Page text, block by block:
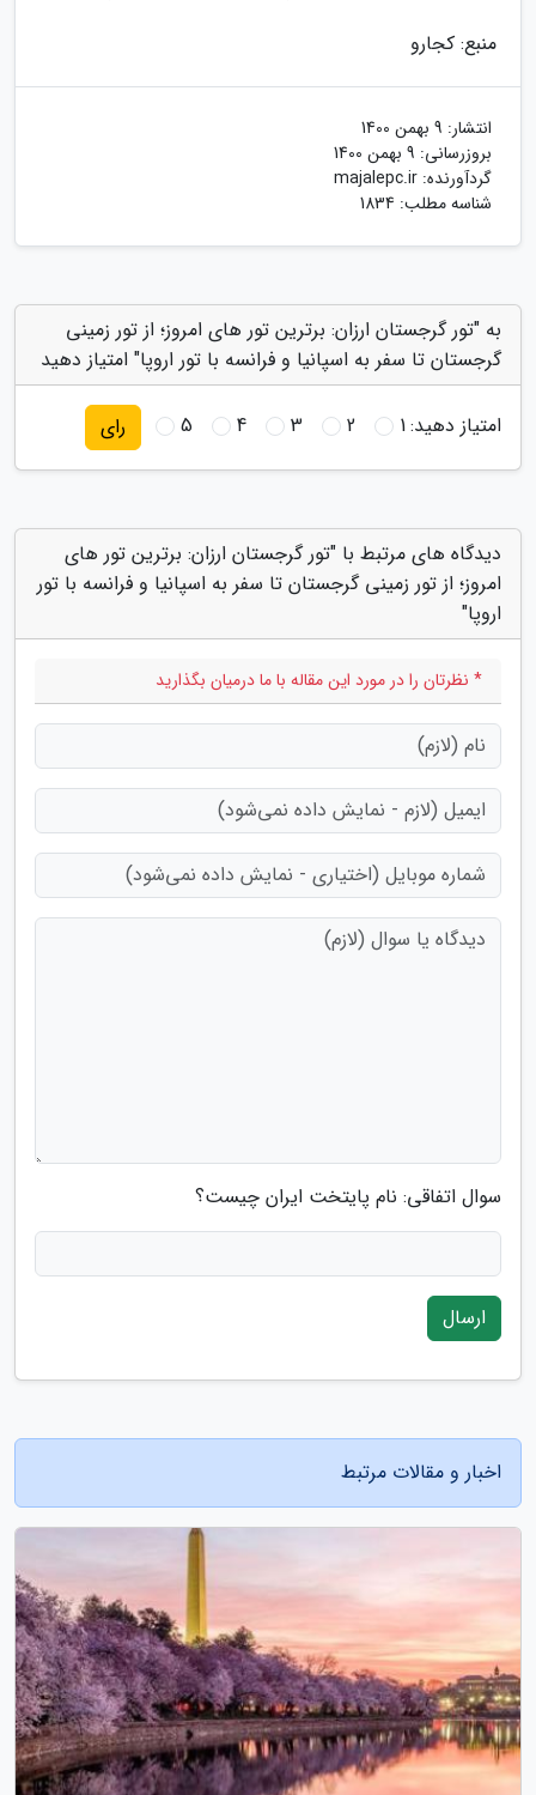
منبع: کجارو
انتشار: 9 بهمن 1400
بروزرسانی: 9 بهمن 1400
گردآورنده: majalepc.ir
شناسه مطلب: 1834
به "تور گرجستان ارزان: برترین تور های امروز؛ از تور زمینی
گرجستان تا سفر به اسپانیا و فرانسه با تور اروپا" امتیاز دهید
امتیاز دهید:1
2
3
4
5 رای
دیدگاه های مرتبط با "تور گرجستان ارزان: برترین تور های
امروز؛ از تور زمینی گرجستان تا سفر به اسپانیا و فرانسه با تور
اروپا"
* نظرتان را در مورد این مقاله با ما درمیان بگذارید
سوال اتفاقی: نام پایتخت ایران چیست؟
ارسال
اخبار و مقالات مرتبط